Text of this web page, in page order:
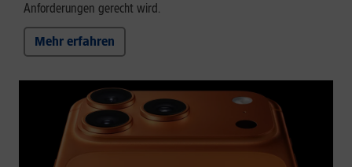
Anforderungen gerecht wird.
Mehr erfahren